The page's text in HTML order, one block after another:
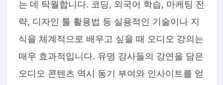
는 데 탁월합니다. 코딩, 외국어 학습, 마케팅 전
략, 디자인 툴 활용법 등 실용적인 기술이나 지
식을 체계적으로 배우고 싶을 때 오디오 강의는
매우 효과적입니다. 유명 강사들의 강연을 담은
오디오 콘텐츠 역시 동기 부여와 인사이트를 얻